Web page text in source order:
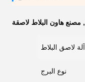
, مصنع هاون البلاط لاصقة
آلة لاصق البلاط
نوع البرج